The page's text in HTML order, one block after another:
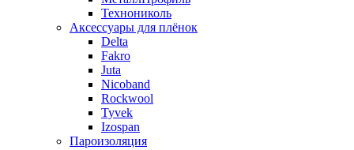
Технониколь
Аксессуары для плёнок
Delta
Fakro
Juta
Nicoband
Rockwool
Tyvek
Izospan
Пароизоляция